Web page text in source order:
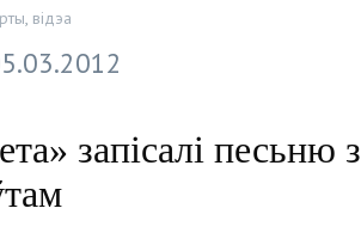
, відэа
запісалі песьню